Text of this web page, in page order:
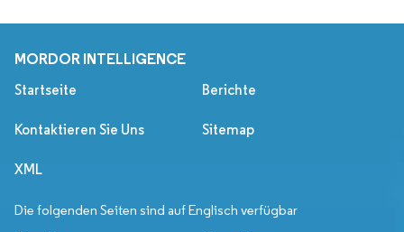
MORDOR INTELLIGENCE
Startseite Berichte
Kontaktieren Sie Uns Sitemap
XML
Die folgenden Seiten sind auf Englisch verfügbar